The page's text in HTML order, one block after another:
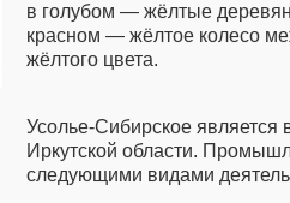
в голубом — жёлтые
красном — жёлтое колесо
жёлтого цвета.
Усолье-Сибирское
Иркутской области.
следующими видами